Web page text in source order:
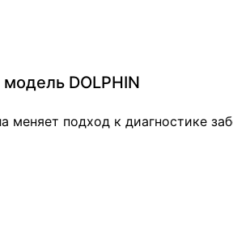
DOLPHIN
меняет подход к диагностике